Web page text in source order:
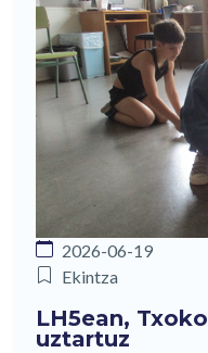
2026-06-19
Ekintza
LH5ean,
uztartuz